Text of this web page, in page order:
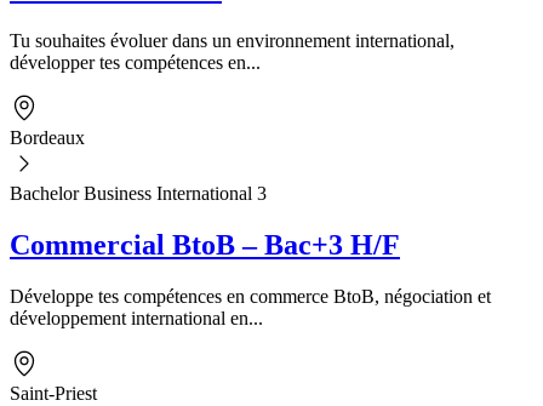
Tu souhaites évoluer dans un environnement international,
développer tes compétences en...
Bordeaux
Bachelor Business International 3
Commercial BtoB – Bac+3 H/F
Développe tes compétences en commerce BtoB, négociation et
développement international en...
Saint-Priest